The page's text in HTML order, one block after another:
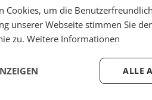
auchKurzgeschichten, die
muss es
kreatives Potenzial am Markt.
zusammenzustellen, sehr
Schritt, eine neue
Cookies, um die
unserer Webseite stimmen Sie
zu. Weitere Informationen
ALLE